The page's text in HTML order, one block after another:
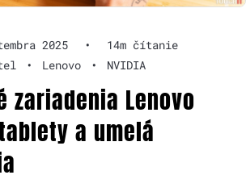
2025 •
14m čítanie
• Lenovo • NVIDIA
zariadenia Lenovo
a umelá